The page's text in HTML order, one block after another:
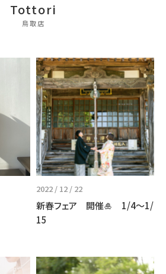
Tottori
鳥取店
2022 / 12 / 22
新春フェア 開催🎍 1/4〜1/
15